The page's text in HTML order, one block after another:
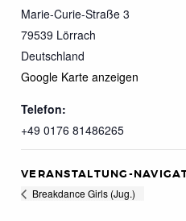
Marie-Curie-Straße 3
79539 Lörrach
Deutschland
Google Karte anzeigen
Telefon:
+49 0176 81486265
VERANSTALTUNG-
Breakdance Girls (Jug.)